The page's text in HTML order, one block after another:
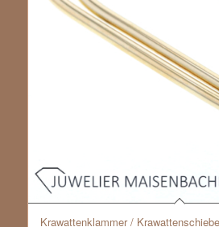
Krawattenklammer /